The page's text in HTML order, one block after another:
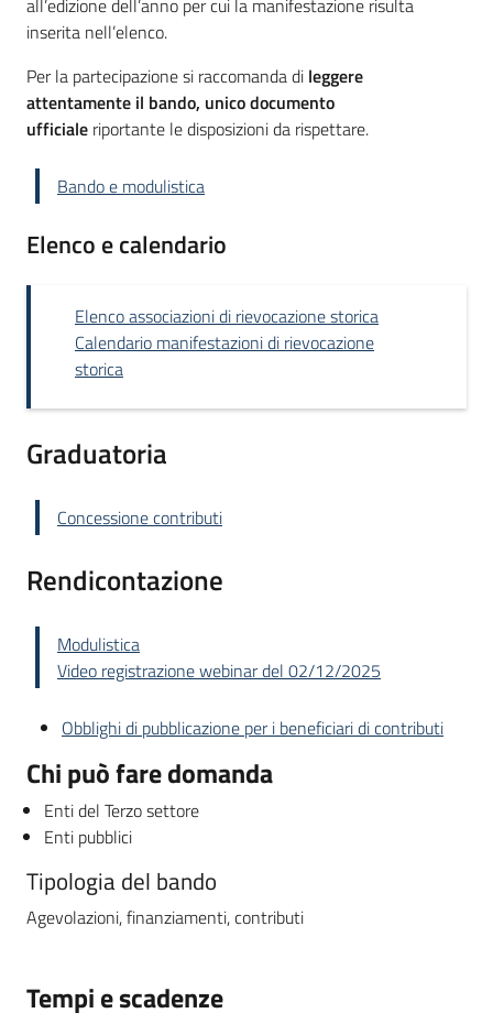
all’edizione dell’anno per cui la manifestazione risulta
inserita nell’elenco.
Per la partecipazione si raccomanda di leggere
attentamente il bando, unico documento
ufficiale riportante le disposizioni da rispettare.
Bando e modulistica
Elenco e calendario
Elenco associazioni di rievocazione storica
Calendario manifestazioni di rievocazione
storica
Graduatoria
Concessione contributi
Rendicontazione
Modulistica
Video registrazione webinar del 02/12/2025
Obblighi di pubblicazione per i beneficiari di contributi
Chi può fare domanda
Enti del Terzo settore
Enti pubblici
Tipologia del bando
Agevolazioni, finanziamenti, contributi
Tempi e scadenze